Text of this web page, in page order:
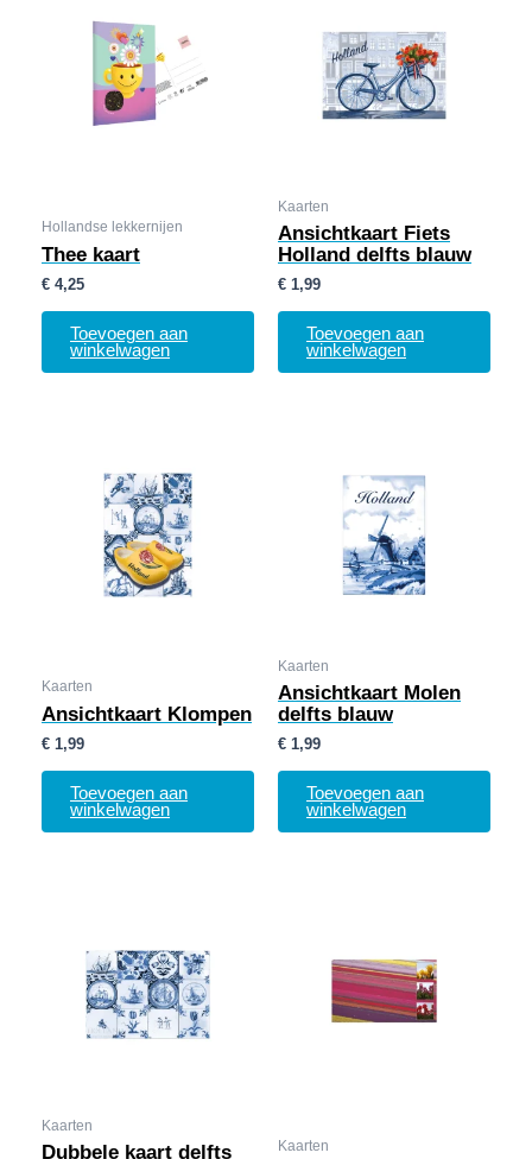
Hollandse lekkernijen
Thee kaart
€ 4,25
Toevoegen aan
winkelwagen
Kaarten
Ansichtkaart Fiets
Holland delfts blauw
€ 1,99
Toevoegen aan
winkelwagen
Kaarten
Ansichtkaart Klompen
€ 1,99
Toevoegen aan
winkelwagen
Kaarten
Ansichtkaart Molen
delfts blauw
€ 1,99
Toevoegen aan
winkelwagen
Kaarten
Dubbele kaart delfts
Kaarten